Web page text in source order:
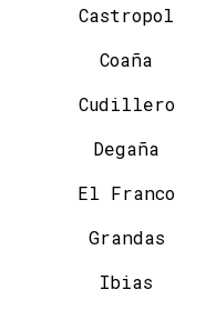
Castropol
Coaña
Cudillero
Degaña
El Franco
Grandas
Ibias